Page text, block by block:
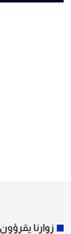
زوارنا